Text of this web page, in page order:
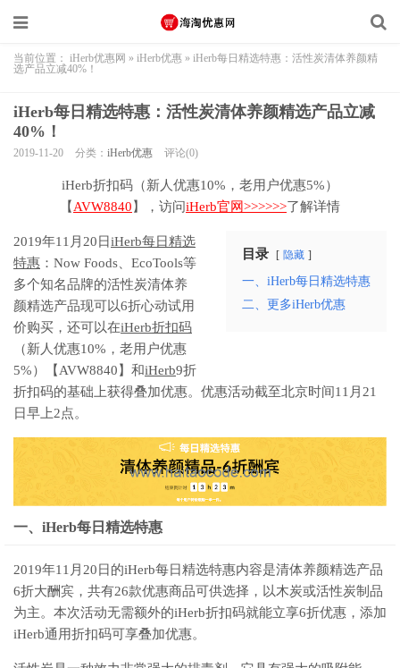
当前位置： iHerb优惠网 » iHerb优惠 » iHerb每日精选特惠：活性炭清体养颜精
选产品立减40%！
iHerb每日精选特惠：活性炭清体养颜精选产品立减
40%！
2019-11-20 分类： iHerb优惠 评论(0)
iHerb折扣码（新人优惠10%，老用户优惠5%）
【 AVW8840 】，访问iHerb官网>>>>>>了解详情
目录 隐藏
一、iHerb每日精选特惠
二、更多iHerb优惠
2019年11月20日iHerb每日精选
特惠 ：Now Foods、EcoTools等
多个知名品牌的活性炭清体养
颜精选产品现可以6折心动试用
价购买，还可以在iHerb折扣码
（新人优惠10%，老用户优惠
5%）【AVW8840】和iHerb9折
折扣码的基础上获得叠加优惠。优惠活动截至北京时间11月21
日早上2点。
一、iHerb每日精选特惠
2019年11月20日的iHerb每日精选特惠内容是清体养颜精选产品
6折大酬宾，共有26款优惠商品可供选择，以木炭或活性炭制品
为主。本次活动无需额外的iHerb折扣码就能立享6折优惠，添加
iHerb通用折扣码可享叠加优惠。